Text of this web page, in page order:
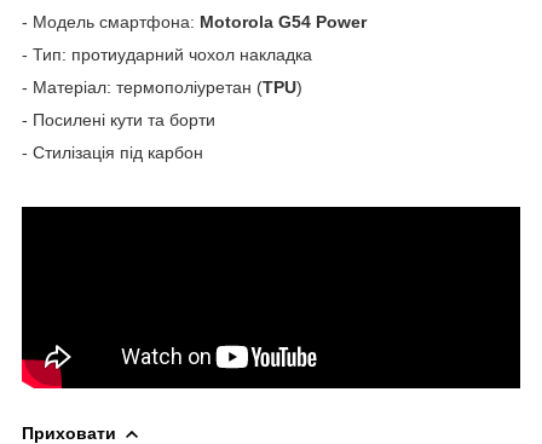
- Модель смартфона: Motorola G54 Power
- Тип: протиударний чохол накладка
- Матеріал: термополіуретан (TPU)
- Посилені кути та борти
- Стилізація під карбон
Приховати